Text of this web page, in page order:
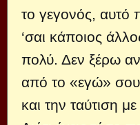
το γεγονός, αυτό
‘σαι κάποιος
πολύ. Δεν ξέρω αν
από το «εγώ» σου
και την ταύτιση